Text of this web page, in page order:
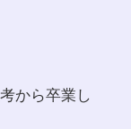
から卒業し